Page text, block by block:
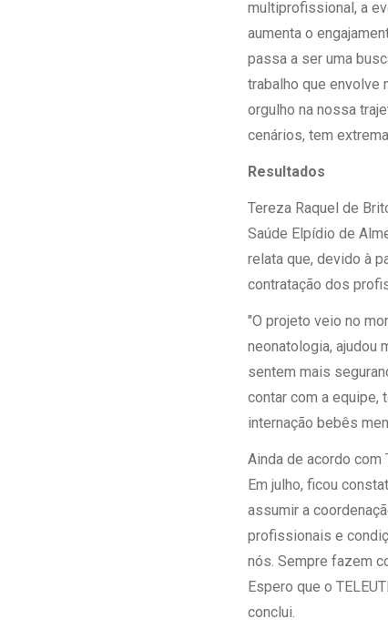
multiprofissional, a
aumenta o
passa a ser uma
trabalho que envolve
orgulho na nossa
cenários, tem
Resultados
Tereza Raquel de
Saúde Elpídio de
relata que, devido à
contratação dos
"O projeto veio no
neonatologia, ajudou
sentem mais
contar com a equipe,
internação bebês
Ainda de acordo
Em julho, ficou
assumir a
profissionais e
nós. Sempre fazem
Espero que o
conclui.